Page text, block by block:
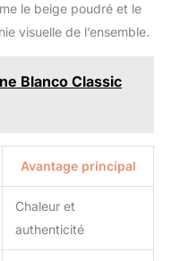
le beige poudré et le
visuelle de l’ensemble.
Blanco Classic
Avantage principal
Chaleur et
authenticité